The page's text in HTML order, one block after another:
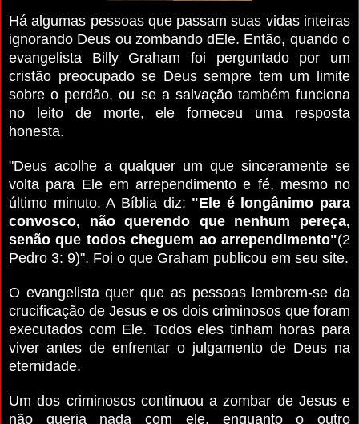
Há algumas pessoas que passam suas vidas inteiras
ignorando Deus ou zombando dEle. Então, quando o
evangelista Billy Graham foi perguntado por um
cristão preocupado se Deus sempre tem um limite
sobre o perdão, ou se a salvação também funciona
no leito de morte, ele forneceu uma resposta
honesta.
"Deus acolhe a qualquer um que sinceramente se
volta para Ele em arrependimento e fé, mesmo no
último minuto. A Bíblia diz: "Ele é longânimo para
convosco, não querendo que nenhum pereça,
senão que todos cheguem ao arrependimento"(2
Pedro 3: 9)". Foi o que Graham publicou em seu site.
O evangelista quer que as pessoas lembrem-se da
crucificação de Jesus e os dois criminosos que foram
executados com Ele. Todos eles tinham horas para
viver antes de enfrentar o julgamento de Deus na
eternidade.
Um dos criminosos continuou a zombar de Jesus e
não queria nada com ele, enquanto o outro